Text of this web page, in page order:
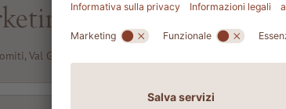
Manager (f/m/d)
Val Gardena - Ortisei